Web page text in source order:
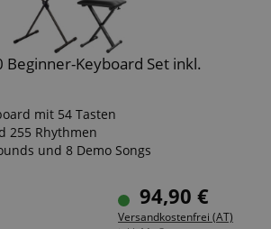
Beginner-Keyboard Set inkl.
mit 54 Tasten
255 Rhythmen
und 8 Demo Songs
Notenständer (aufsteckbar) und
Keyboardständer und Bank
94,90 €
Versandkostenfrei (AT)